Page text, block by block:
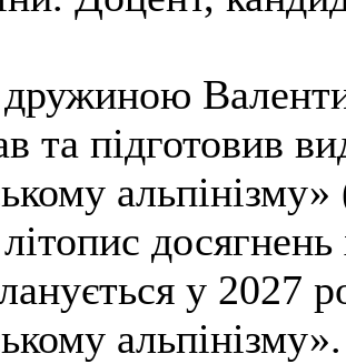
та підготовив
у 2027
альпінізму».